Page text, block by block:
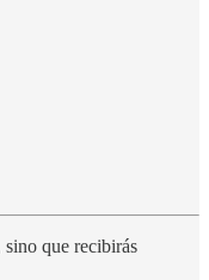
sino que recibirás